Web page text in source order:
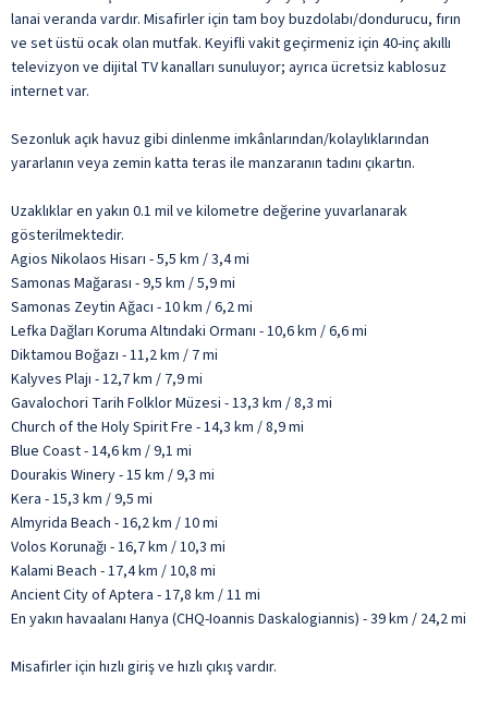
lanai veranda vardır. Misafirler için tam boy buzdolabı/dondurucu, fırın
ve set üstü ocak olan mutfak. Keyifli vakit geçirmeniz için 40-inç akıllı
televizyon ve dijital TV kanalları sunuluyor; ayrıca ücretsiz kablosuz
internet var.
Sezonluk açık havuz gibi dinlenme imkânlarından/kolaylıklarından
yararlanın veya zemin katta teras ile manzaranın tadını çıkartın.
Uzaklıklar en yakın 0.1 mil ve kilometre değerine yuvarlanarak
gösterilmektedir.
Agios Nikolaos Hisarı - 5,5 km / 3,4 mi
Samonas Mağarası - 9,5 km / 5,9 mi
Samonas Zeytin Ağacı - 10 km / 6,2 mi
Lefka Dağları Koruma Altındaki Ormanı - 10,6 km / 6,6 mi
Diktamou Boğazı - 11,2 km / 7 mi
Kalyves Plajı - 12,7 km / 7,9 mi
Gavalochori Tarih Folklor Müzesi - 13,3 km / 8,3 mi
Church of the Holy Spirit Fre - 14,3 km / 8,9 mi
Blue Coast - 14,6 km / 9,1 mi
Dourakis Winery - 15 km / 9,3 mi
Kera - 15,3 km / 9,5 mi
Almyrida Beach - 16,2 km / 10 mi
Volos Korunağı - 16,7 km / 10,3 mi
Kalami Beach - 17,4 km / 10,8 mi
Ancient City of Aptera - 17,8 km / 11 mi
En yakın havaalanı Hanya (CHQ-Ioannis Daskalogiannis) - 39 km / 24,2 mi
Misafirler için hızlı giriş ve hızlı çıkış vardır.